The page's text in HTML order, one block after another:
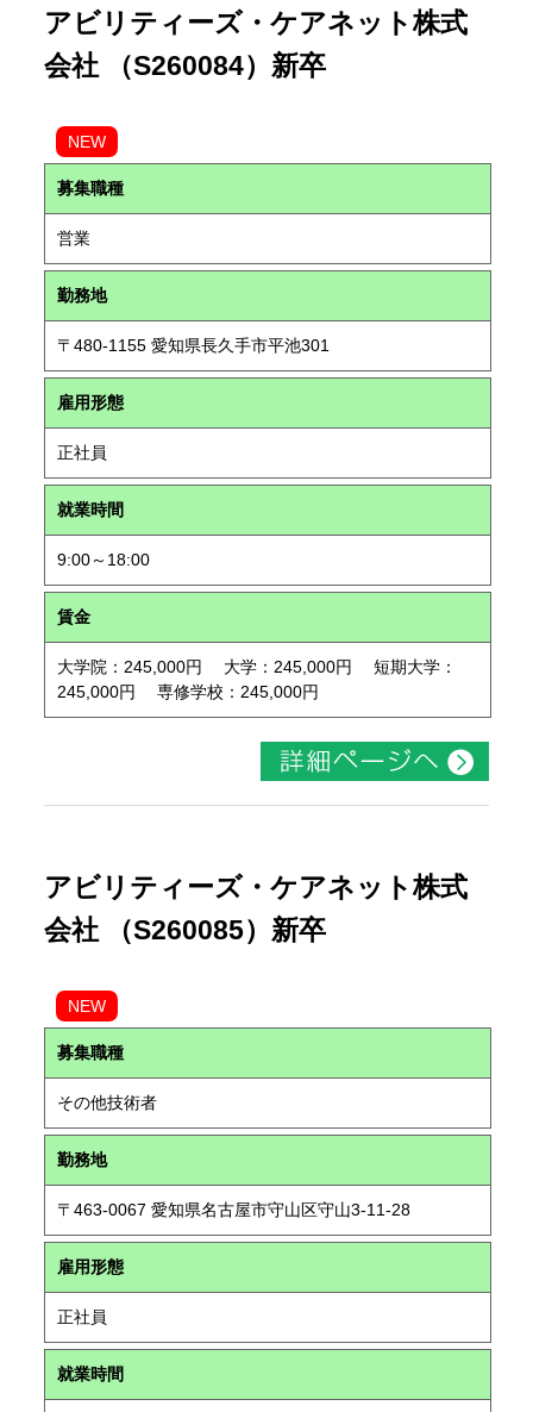
アビリティーズ・ケアネット株式
会社 （S260084）新卒
NEW
募集職種
営業
勤務地
〒480-1155 愛知県長久手市平池301
雇用形態
正社員
就業時間
9:00～18:00
賃金
大学院：245,000円 大学：245,000円 短期大学：
245,000円 専修学校：245,000円
アビリティーズ・ケアネット株式
会社 （S260085）新卒
NEW
募集職種
その他技術者
勤務地
〒463-0067 愛知県名古屋市守山区守山3-11-28
雇用形態
正社員
就業時間